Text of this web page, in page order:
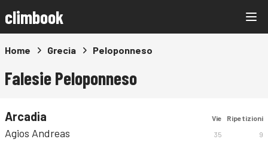
climbook
Home Grecia Peloponneso
Falesie Peloponneso
Arcadia Vie Ripetizioni
Agios Andreas 35 9